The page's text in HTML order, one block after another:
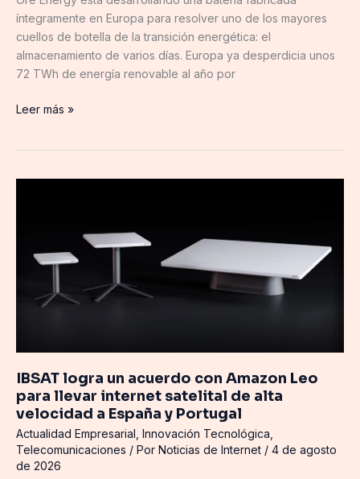
íntegramente en Europa para resolver uno de los mayores
cuellos de botella de la transición energética: el
almacenamiento de varios días. Europa ya desperdicia unos
72 TWh de energía renovable al año por
IA
Leer más »
IBSAT logra un acuerdo con Amazon Leo
para llevar internet satelital de alta
velocidad a España y Portugal
Actualidad Empresarial Innovación Tecnológica
Telecomunicaciones / Por Noticias de Internet / 4 de agosto
de 2026
con
Leo
internet
satelital
de
alta
velocidad
a
España